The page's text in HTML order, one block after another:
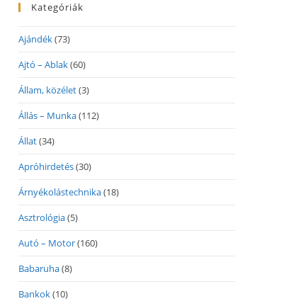
Kategóriák
Ajándék(73)
Ajtó – Ablak(60)
Állam, közélet(3)
Állás – Munka(112)
Állat(34)
Apróhirdetés(30)
Árnyékolástechnika(18)
Asztrológia(5)
Autó – Motor(160)
Babaruha(8)
Bankok(10)